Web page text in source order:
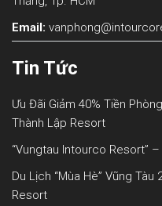
Email:
Tin Tức
Ưu Đãi Giảm 40% Tiền
Thành Lập Resort
“Vungtau Intourco Resort”
Du Lịch “mùa Hè” Vũng
Resort